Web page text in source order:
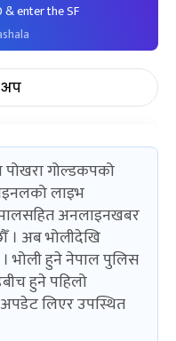
& enter the SF
गोल्डकपको
लाइभ
अनलाइनखबर
। अब भोलीदेखि
हुने नेपाल पुलिस
हुने पहिलो
लिएर उपस्थित